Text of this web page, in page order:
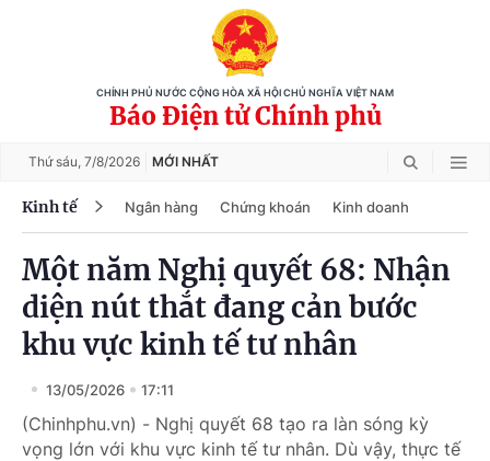
CHÍNH PHỦ NƯỚC CỘNG HÒA XÃ HỘI CHỦ NGHĨA VIỆT NAM
Báo Điện tử Chính phủ
Thứ sáu, 7/8/2026 MỚI NHẤT
Kinh tế Ngân hàng Chứng khoán Kinh doanh
Một năm Nghị quyết 68: Nhận
diện nút thắt đang cản bước
khu vực kinh tế tư nhân
13/05/2026 17:11
(Chinhphu.vn) - Nghị quyết 68 tạo ra làn sóng kỳ
vọng lớn với khu vực kinh tế tư nhân. Dù vậy, thực tế